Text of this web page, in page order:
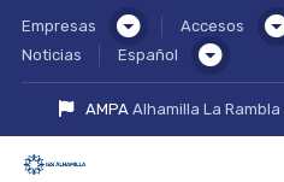
Empresas Accesos
Noticias
Español
AMPAAlhamilla La Rambla